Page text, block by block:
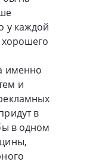
у каждой
именно
и
в
в одном